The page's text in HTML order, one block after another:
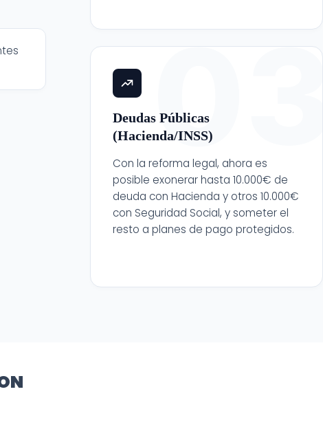
03
Deudas Públicas
(Hacienda/INSS)
Con la reforma legal, ahora es
posible exonerar hasta 10.000€ de
deuda con Hacienda y otros 10.000€
con Seguridad Social, y someter el
resto a planes de pago protegidos.